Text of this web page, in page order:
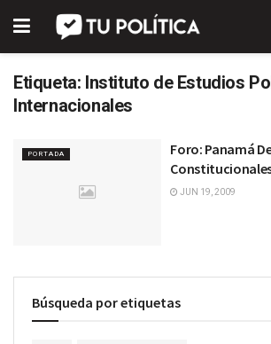
Etiqueta: Instituto de Estudios
Internacionales
PORTADA
Foro: Panamá
JUN 19, 2009
Búsqueda por etiquetas